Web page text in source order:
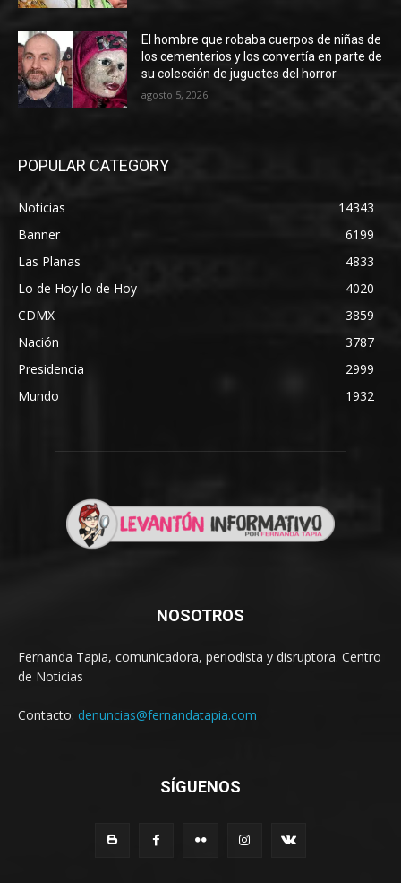
El hombre que robaba cuerpos de niñas de
los cementerios y los convertía en parte de
su colección de juguetes del horror
agosto 5, 2026
POPULAR CATEGORY
Noticias
14343
Banner
6199
Las Planas
4833
Lo de Hoy lo de Hoy
4020
CDMX
3859
Nación
3787
Presidencia
2999
Mundo
1932
NOSOTROS
Fernanda Tapia, comunicadora, periodista y disruptora. Centro
de Noticias
Contacto: denuncias@fernandatapia.com
SÍGUENOS